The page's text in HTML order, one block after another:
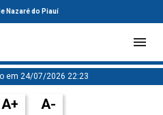
Nazaré do Piauí
em 24/07/2026 22:23
A+ A-